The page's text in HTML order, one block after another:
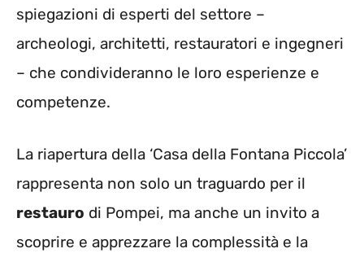
spiegazioni di esperti del settore –
archeologi, architetti, restauratori e ingegneri
– che condivideranno le loro esperienze e
competenze.
La riapertura della ‘Casa della Fontana Piccola’
rappresenta non solo un traguardo per il
restauro di Pompei, ma anche un invito a
scoprire e apprezzare la complessità e la